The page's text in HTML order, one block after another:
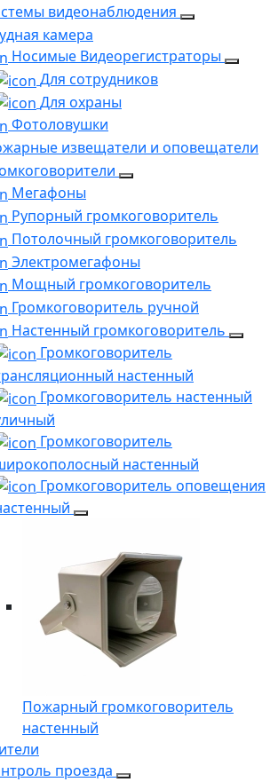
видеонаблюдения
камера
Носимые Видеорегистраторы
Для сотрудников
Для охраны
Фотоловушки
извещатели и оповещатели
Мегафоны
Рупорный громкоговоритель
Потолочный громкоговоритель
Электромегафоны
Мощный громкоговоритель
Громкоговоритель ручной
Настенный громкоговоритель
Громкоговоритель
настенный
Громкоговоритель настенный
Громкоговоритель
настенный
Громкоговоритель оповещения
Пожарный громкоговоритель
настенный
проезда